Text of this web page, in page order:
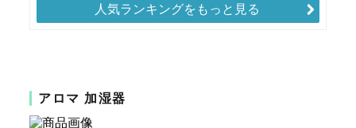
人気ランキングをもっと見る
アロマ 加湿器